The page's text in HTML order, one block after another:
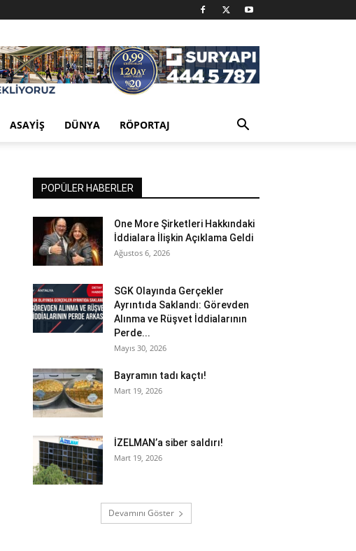
ASAYIŞ DÜNYA RÖPORTAJ
POPÜLER HABERLER
One More Şirketleri Hakkındaki
İddialara İlişkin Açıklama Geldi
Ağustos 6, 2026
SGK Olayında Gerçekler
Ayrıntıda Saklandı: Görevden
Alınma ve Rüşvet İddialarının
Perde...
Mayıs 30, 2026
Bayramın tadı kaçtı!
Mart 19, 2026
İZELMAN’a siber saldırı!
Mart 19, 2026
Devamını Göster